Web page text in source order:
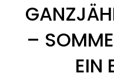
–
EIN